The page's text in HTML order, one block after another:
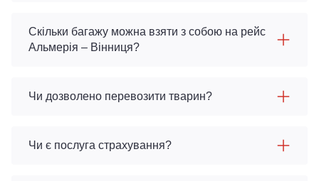
Скільки багажу можна взяти з собою на рейс
Альмерія – Вінниця?
Чи дозволено перевозити тварин?
Чи є послуга страхування?